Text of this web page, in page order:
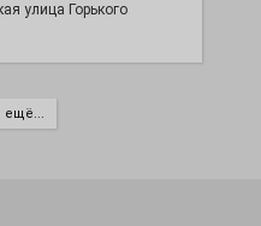
улица Горького
ещё...